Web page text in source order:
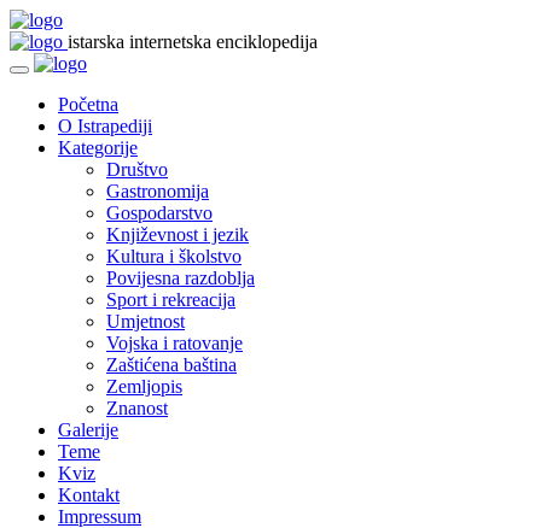
istarska internetska enciklopedija
Početna
O Istrapediji
Kategorije
Društvo
Gastronomija
Gospodarstvo
Književnost i jezik
Kultura i školstvo
Povijesna razdoblja
Sport i rekreacija
Umjetnost
Vojska i ratovanje
Zaštićena baština
Zemljopis
Znanost
Galerije
Teme
Kviz
Kontakt
Impressum